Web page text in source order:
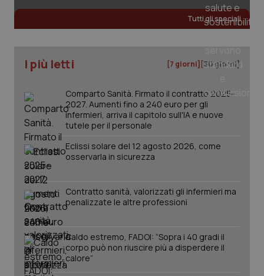
Tutti gli speciali
I più letti [7 giorni] [30 giorni]
Comparto Sanità. Firmato il contratto 2025-
2027. Aumenti fino a 240 euro per gli
infermieri, arriva il capitolo sull'IA e nuove
tutele per il personale
Eclissi solare del 12 agosto 2026, come
osservarla in sicurezza
Contratto sanità, valorizzati gli infermieri ma
penalizzate le altre professioni
Caldo estremo, FADOI: “Sopra i 40 gradi il
corpo può non riuscire più a disperdere il
calore”
PHPSESSID
PHP.net
www.quotidianosanita.it